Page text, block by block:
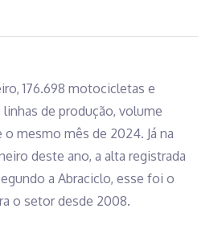
176.698 motocicletas e
linhas de produção, volume
mesmo mês de 2024. Já na
deste ano, a alta registrada
a Abraciclo, esse foi o
o setor desde 2008.